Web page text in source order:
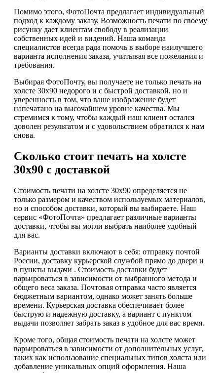
Помимо этого, ФотоПочта предлагает индивидуальный
подход к каждому заказу. Возможность печати по своему
рисунку дает клиентам свободу в реализации
собственных идей и видений. Наша команда
специалистов всегда рада помочь в выборе наилучшего
варианта исполнения заказа, учитывая все пожелания и
требования.
Выбирая ФотоПочту, вы получаете не только печать на
холсте 30х90 недорого и с быстрой доставкой, но и
уверенность в том, что ваше изображение будет
напечатано на высочайшем уровне качества. Мы
стремимся к тому, чтобы каждый наш клиент остался
доволен результатом и с удовольствием обратился к нам
снова.
Сколько стоит печать на холсте
30х90 с доставкой
Стоимость печати на холсте 30х90 определяется не
только размером и качеством используемых материалов,
но и способом доставки, который вы выбираете. Наш
сервис «ФотоПочта» предлагает различные варианты
доставки, чтобы вы могли выбрать наиболее удобный
для вас.
Варианты доставки включают в себя: отправку почтой
России, доставку курьерской службой прямо до двери и
в пункты выдачи . Стоимость доставки будет
варьироваться в зависимости от выбранного метода и
общего веса заказа. Почтовая отправка часто является
бюджетным вариантом, однако может занять больше
времени. Курьерская доставка обеспечивает более
быструю и надежную доставку, а вариант с пунктом
выдачи позволяет забрать заказ в удобное для вас время.
Кроме того, общая стоимость печати на холсте может
варьироваться в зависимости от дополнительных услуг,
таких как использование специальных типов холста или
добавление уникальных опций оформления. Наша